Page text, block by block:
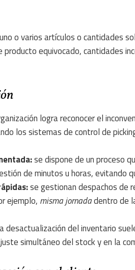
o varios artículos o cantidades
producto equivocado, cantidades
logra reconocer el
los sistemas de control de
se dispone de un proceso
de minutos u horas, evitando
se gestionan despachos de
ejemplo, misma jornadadentro de
desactualización del inventario
simultáneo del stock y en la